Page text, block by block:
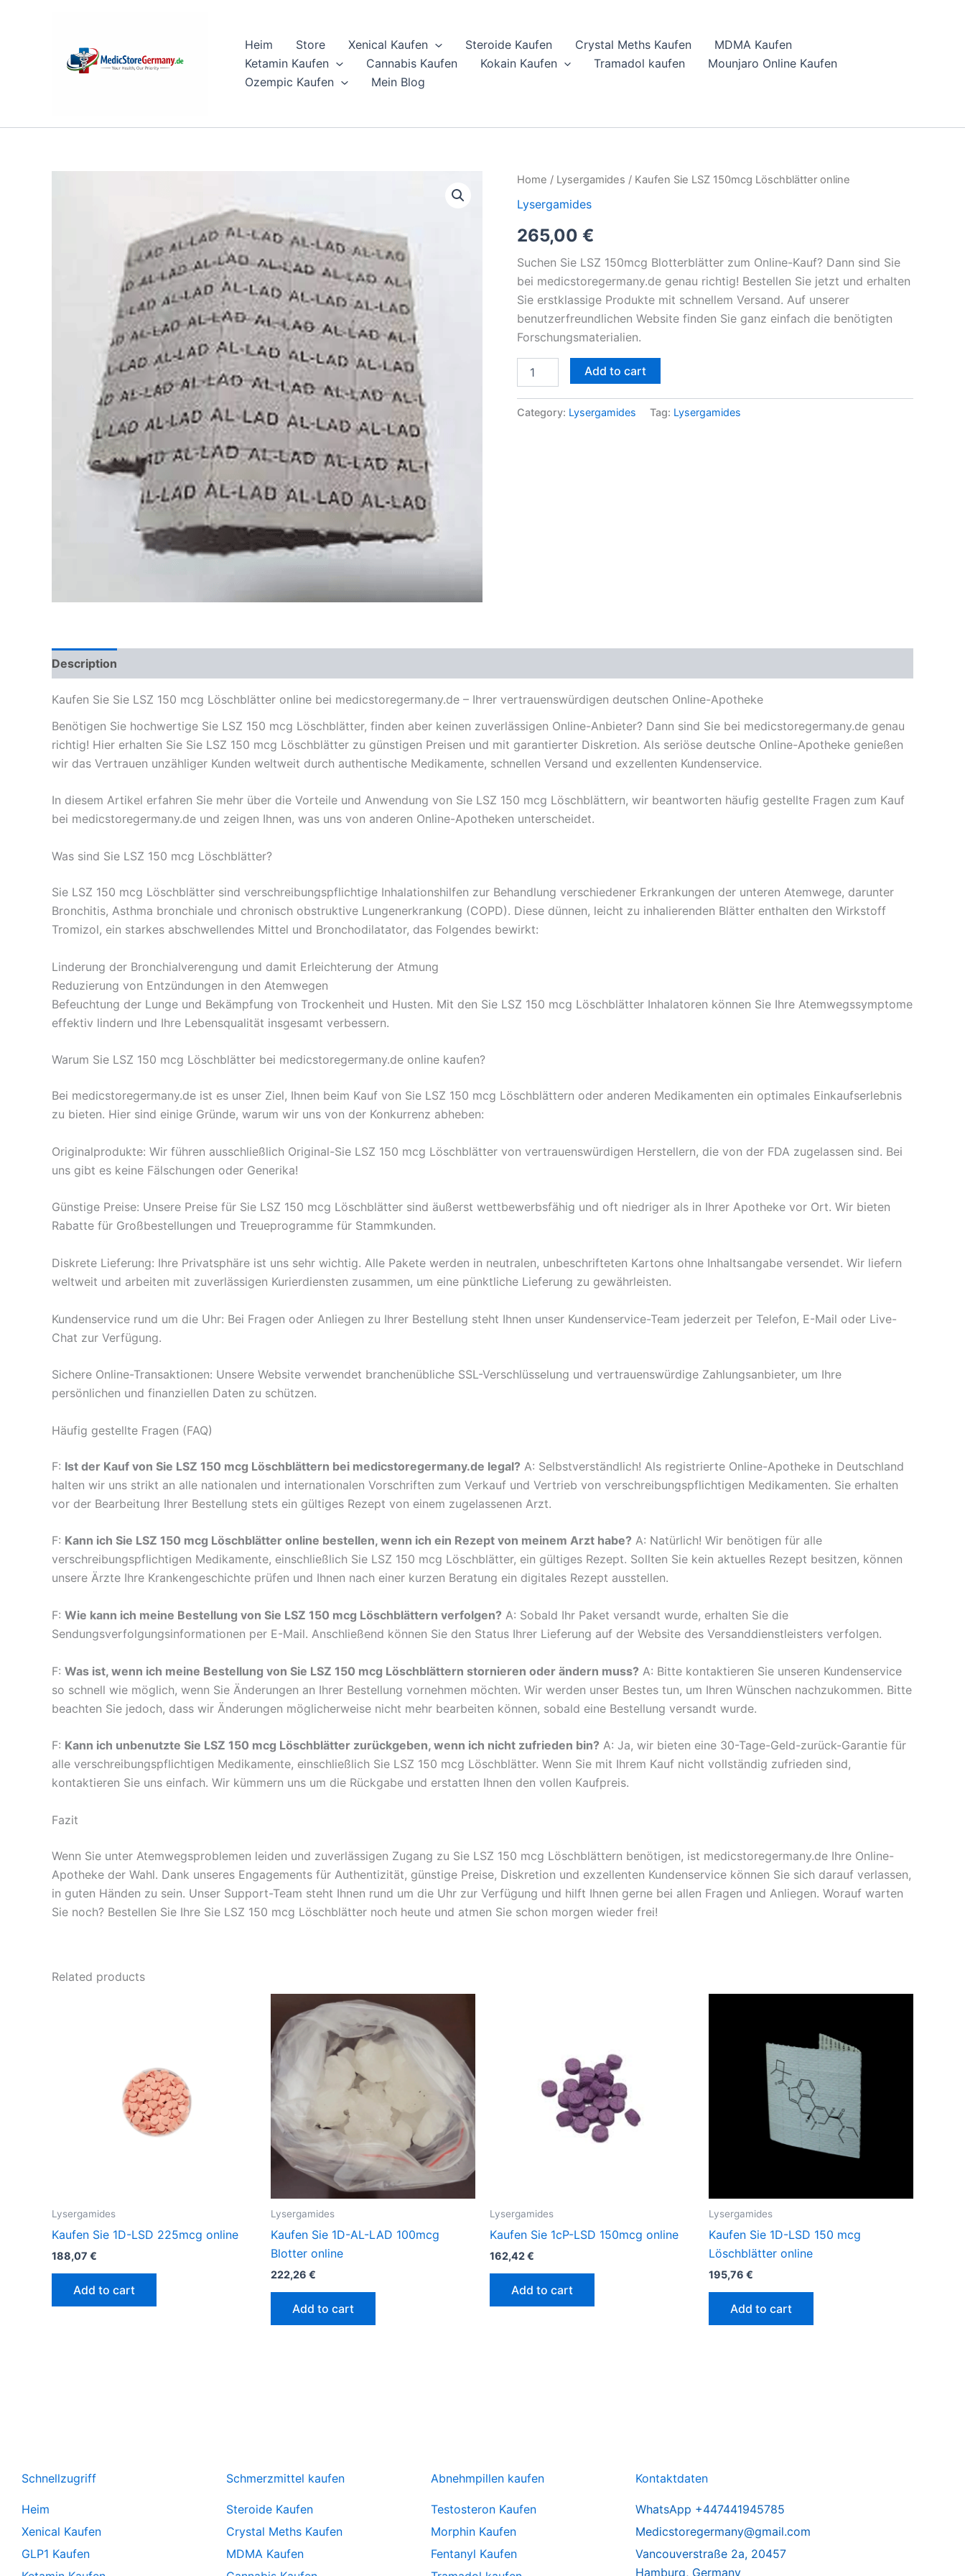
Heim Store Xenical Kaufen Steroide Kaufen Crystal Meths Kaufen
MDMA Kaufen
Ketamin Kaufen
Cannabis Kaufen Kokain Kaufen Tramadol kaufen
Mounjaro Online Kaufen
Ozempic Kaufen
Mein Blog
Home / Lysergamides / Kaufen Sie LSZ 150mcg Löschblätter online
Lysergamides
265,00 €
Suchen Sie LSZ 150mcg Blotterblätter zum Online-Kauf? Dann sind Sie
bei medicstoregermany.de genau richtig! Bestellen Sie jetzt und erhalten
Sie erstklassige Produkte mit schnellem Versand. Auf unserer
benutzerfreundlichen Website finden Sie ganz einfach die benötigten
Forschungsmaterialien.
Kaufen
LSZ
Löschblätter
quantity
Add to cart
Category: Lysergamides Tag: Lysergamides
Description
Kaufen Sie Sie LSZ 150 mcg Löschblätter online bei medicstoregermany.de – Ihrer vertrauenswürdigen deutschen Online-Apotheke
Benötigen Sie hochwertige Sie LSZ 150 mcg Löschblätter, finden aber keinen zuverlässigen Online-Anbieter? Dann sind Sie bei medicstoregermany.de genau
richtig! Hier erhalten Sie Sie LSZ 150 mcg Löschblätter zu günstigen Preisen und mit garantierter Diskretion. Als seriöse deutsche Online-Apotheke genießen
wir das Vertrauen unzähliger Kunden weltweit durch authentische Medikamente, schnellen Versand und exzellenten Kundenservice.
In diesem Artikel erfahren Sie mehr über die Vorteile und Anwendung von Sie LSZ 150 mcg Löschblättern, wir beantworten häufig gestellte Fragen zum Kauf
bei medicstoregermany.de und zeigen Ihnen, was uns von anderen Online-Apotheken unterscheidet.
Was sind Sie LSZ 150 mcg Löschblätter?
Sie LSZ 150 mcg Löschblätter sind verschreibungspflichtige Inhalationshilfen zur Behandlung verschiedener Erkrankungen der unteren Atemwege, darunter
Bronchitis, Asthma bronchiale und chronisch obstruktive Lungenerkrankung (COPD). Diese dünnen, leicht zu inhalierenden Blätter enthalten den Wirkstoff
Tromizol, ein starkes abschwellendes Mittel und Bronchodilatator, das Folgendes bewirkt:
Linderung der Bronchialverengung und damit Erleichterung der Atmung
Reduzierung von Entzündungen in den Atemwegen
Befeuchtung der Lunge und Bekämpfung von Trockenheit und Husten. Mit den Sie LSZ 150 mcg Löschblätter Inhalatoren können Sie Ihre Atemwegssymptome
effektiv lindern und Ihre Lebensqualität insgesamt verbessern.
Warum Sie LSZ 150 mcg Löschblätter bei medicstoregermany.de online kaufen?
Bei medicstoregermany.de ist es unser Ziel, Ihnen beim Kauf von Sie LSZ 150 mcg Löschblättern oder anderen Medikamenten ein optimales Einkaufserlebnis
zu bieten. Hier sind einige Gründe, warum wir uns von der Konkurrenz abheben:
Originalprodukte: Wir führen ausschließlich Original-Sie LSZ 150 mcg Löschblätter von vertrauenswürdigen Herstellern, die von der FDA zugelassen sind. Bei
uns gibt es keine Fälschungen oder Generika!
Günstige Preise: Unsere Preise für Sie LSZ 150 mcg Löschblätter sind äußerst wettbewerbsfähig und oft niedriger als in Ihrer Apotheke vor Ort. Wir bieten
Rabatte für Großbestellungen und Treueprogramme für Stammkunden.
Diskrete Lieferung: Ihre Privatsphäre ist uns sehr wichtig. Alle Pakete werden in neutralen, unbeschrifteten Kartons ohne Inhaltsangabe versendet. Wir liefern
weltweit und arbeiten mit zuverlässigen Kurierdiensten zusammen, um eine pünktliche Lieferung zu gewährleisten.
Kundenservice rund um die Uhr: Bei Fragen oder Anliegen zu Ihrer Bestellung steht Ihnen unser Kundenservice-Team jederzeit per Telefon, E-Mail oder Live-
Chat zur Verfügung.
Sichere Online-Transaktionen: Unsere Website verwendet branchenübliche SSL-Verschlüsselung und vertrauenswürdige Zahlungsanbieter, um Ihre
persönlichen und finanziellen Daten zu schützen.
Häufig gestellte Fragen (FAQ)
F: Ist der Kauf von Sie LSZ 150 mcg Löschblättern bei medicstoregermany.de legal? A: Selbstverständlich! Als registrierte Online-Apotheke in Deutschland
halten wir uns strikt an alle nationalen und internationalen Vorschriften zum Verkauf und Vertrieb von verschreibungspflichtigen Medikamenten. Sie erhalten
vor der Bearbeitung Ihrer Bestellung stets ein gültiges Rezept von einem zugelassenen Arzt.
F: Kann ich Sie LSZ 150 mcg Löschblätter online bestellen, wenn ich ein Rezept von meinem Arzt habe? A: Natürlich! Wir benötigen für alle
verschreibungspflichtigen Medikamente, einschließlich Sie LSZ 150 mcg Löschblätter, ein gültiges Rezept. Sollten Sie kein aktuelles Rezept besitzen, können
unsere Ärzte Ihre Krankengeschichte prüfen und Ihnen nach einer kurzen Beratung ein digitales Rezept ausstellen.
F: Wie kann ich meine Bestellung von Sie LSZ 150 mcg Löschblättern verfolgen? A: Sobald Ihr Paket versandt wurde, erhalten Sie die
Sendungsverfolgungsinformationen per E-Mail. Anschließend können Sie den Status Ihrer Lieferung auf der Website des Versanddienstleisters verfolgen.
F: Was ist, wenn ich meine Bestellung von Sie LSZ 150 mcg Löschblättern stornieren oder ändern muss? A: Bitte kontaktieren Sie unseren Kundenservice
so schnell wie möglich, wenn Sie Änderungen an Ihrer Bestellung vornehmen möchten. Wir werden unser Bestes tun, um Ihren Wünschen nachzukommen. Bitte
beachten Sie jedoch, dass wir Änderungen möglicherweise nicht mehr bearbeiten können, sobald eine Bestellung versandt wurde.
F: Kann ich unbenutzte Sie LSZ 150 mcg Löschblätter zurückgeben, wenn ich nicht zufrieden bin? A: Ja, wir bieten eine 30-Tage-Geld-zurück-Garantie für
alle verschreibungspflichtigen Medikamente, einschließlich Sie LSZ 150 mcg Löschblätter. Wenn Sie mit Ihrem Kauf nicht vollständig zufrieden sind,
kontaktieren Sie uns einfach. Wir kümmern uns um die Rückgabe und erstatten Ihnen den vollen Kaufpreis.
Fazit
Wenn Sie unter Atemwegsproblemen leiden und zuverlässigen Zugang zu Sie LSZ 150 mcg Löschblättern benötigen, ist medicstoregermany.de Ihre Online-
Apotheke der Wahl. Dank unseres Engagements für Authentizität, günstige Preise, Diskretion und exzellenten Kundenservice können Sie sich darauf verlassen,
in guten Händen zu sein. Unser Support-Team steht Ihnen rund um die Uhr zur Verfügung und hilft Ihnen gerne bei allen Fragen und Anliegen. Worauf warten
Sie noch? Bestellen Sie Ihre Sie LSZ 150 mcg Löschblätter noch heute und atmen Sie schon morgen wieder frei!
Related products
Lysergamides
Kaufen Sie 1D-LSD 225mcg online
188,07 €
Add to cart
Lysergamides
Kaufen Sie 1D-AL-LAD 100mcg
Blotter online
222,26 €
Add to cart
Lysergamides
Kaufen Sie 1cP-LSD 150mcg online
162,42€
Add to cart
Lysergamides
Kaufen Sie 1D-LSD 150 mcg
Löschblätter online
195,76 €
Add to cart
Schnellzugriff
Heim
Xenical Kaufen
GLP1 Kaufen
Schmerzmittel kaufen
Steroide Kaufen
Crystal Meths Kaufen
MDMA Kaufen
Abnehmpillen kaufen
Testosteron Kaufen
Morphin Kaufen
Fentanyl Kaufen
Kontaktdaten
WhatsApp +447441945785
Medicstoregermany@gmail.com
Vancouverstraße 2a, 20457
Hamburg, Germany